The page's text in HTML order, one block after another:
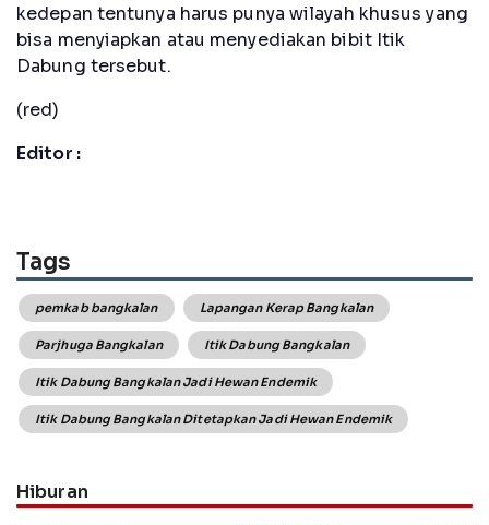
kedepan tentunya harus punya wilayah khusus yang
bisa menyiapkan atau menyediakan bibit Itik
Dabung tersebut.
(red)
Editor :
Tags
pemkab bangkalan Lapangan Kerap Bangkalan
Parjhuga Bangkalan Itik Dabung Bangkalan
Itik Dabung Bangkalan Jadi Hewan Endemik
Itik Dabung Bangkalan Ditetapkan Jadi Hewan Endemik
Hiburan